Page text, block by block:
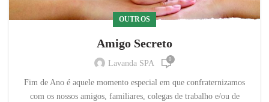
OUTROS
Amigo Secreto
Lavanda SPA 0
Fim de Ano é aquele momento especial em que confraternizamos
com os nossos amigos, familiares, colegas de trabalho e/ou de